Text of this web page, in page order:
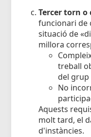
Tercer torn
funcionari de
situació de
millora
treball
del
No
Aquests
molt tard, el
d'instàncies.